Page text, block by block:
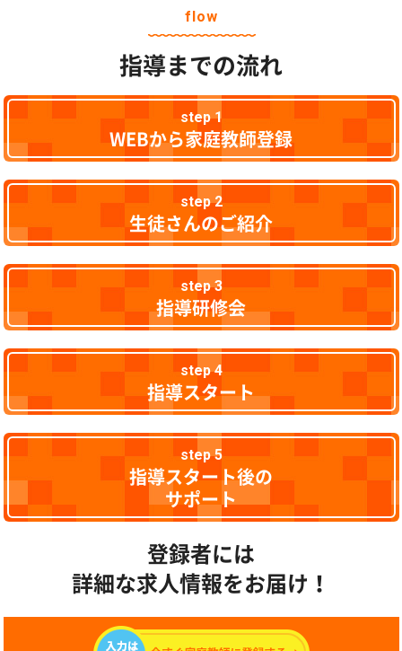
flow
指導までの流れ
step 1
WEBから家庭教師登録
step 2
生徒さんのご紹介
step 3
指導研修会
step 4
指導スタート
step 5
指導スタート後の
サポート
登録者には
詳細な求人情報をお届け！